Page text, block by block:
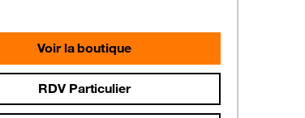
Voir la boutique
RDV Particulier